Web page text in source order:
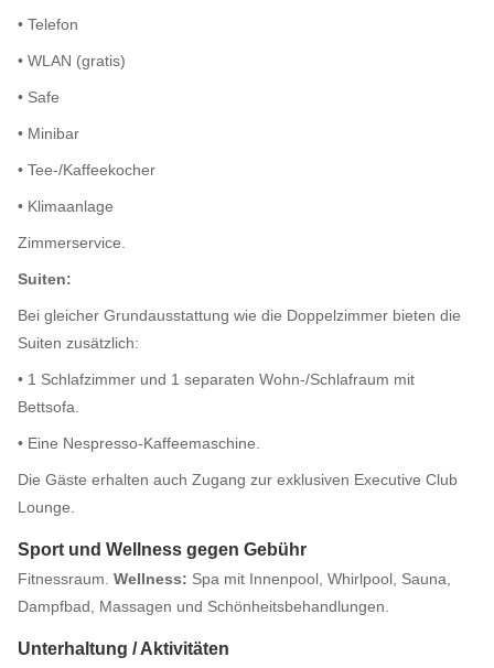
• Telefon
• WLAN (gratis)
• Safe
• Minibar
• Tee-/Kaffeekocher
• Klimaanlage
Zimmerservice.
Suiten:
Bei gleicher Grundausstattung wie die Doppelzimmer bieten die
Suiten zusätzlich:
• 1 Schlafzimmer und 1 separaten Wohn-/Schlafraum mit
Bettsofa.
• Eine Nespresso-Kaffeemaschine.
Die Gäste erhalten auch Zugang zur exklusiven Executive Club
Lounge.
Sport und Wellness gegen Gebühr
Fitnessraum. Wellness: Spa mit Innenpool, Whirlpool, Sauna,
Dampfbad, Massagen und Schönheitsbehandlungen.
Unterhaltung / Aktivitäten